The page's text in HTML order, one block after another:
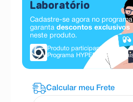
Laboratório
Cadastre-se agora no
garanta descontos exclusivos
neste produto.
Produto participante do
Programa HYPERA.
Saiba